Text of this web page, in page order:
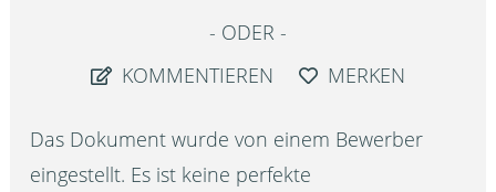
ODER
KOMMENTIEREN
MERKEN
Das Dokument wurde von einem Bewerber
eingestellt. Es ist keine perfekte